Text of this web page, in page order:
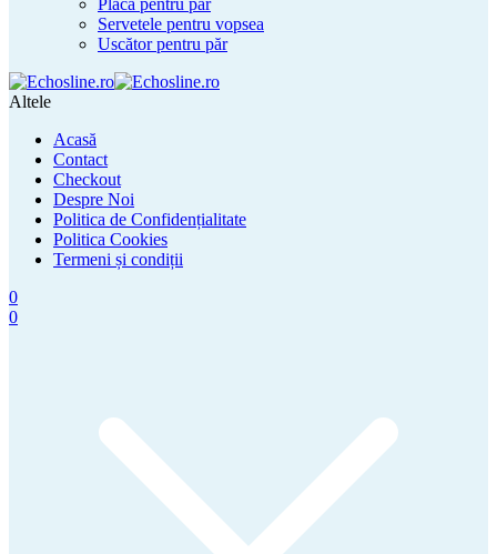
Plăcă pentru păr
Servetele pentru vopsea
Uscător pentru păr
Altele
Acasă
Contact
Checkout
Despre Noi
Politica de Confidențialitate
Politica Cookies
Termeni și condiții
0
0